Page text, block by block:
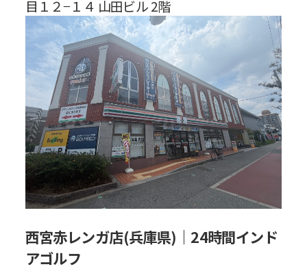
目１２−１４ 山田ビル 2階
西宮赤レンガ店(兵庫県)｜24時間インド
アゴルフ